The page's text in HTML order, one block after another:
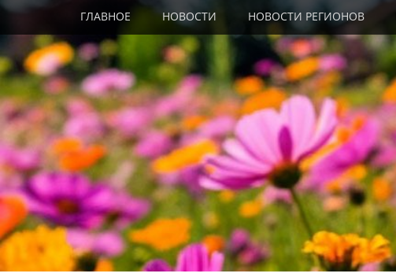
content
Primary Menu
ГЛАВНОЕ НОВОСТИ НОВОСТИ РЕГИОНОВ